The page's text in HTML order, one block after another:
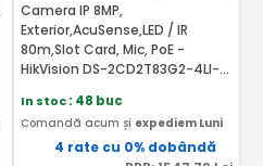
Camera IP 8MP,
Exterior,AcuSense,LED / IR
80m,Slot Card, Mic, PoE -
HikVision DS-2CD2T83G2-4LI-
In stoc: 48 buc
Comandă acum și expediem Luni
4 rate cu 0% dobândă